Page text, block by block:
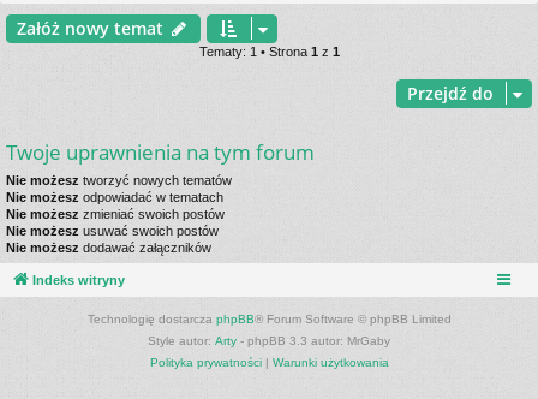
Załóż nowy temat
Tematy: 1 • Strona 1z 1
Przejdź do
Twoje uprawnienia na tym forum
Nie możesz tworzyć nowych tematów
Nie możesz odpowiadać w tematach
Nie możesz zmieniać swoich postów
Nie możesz usuwać swoich postów
Nie możesz dodawać załączników
Indeks witryny
Technologię dostarcza phpBB® Forum Software © phpBB Limited
Style autor: Arty - phpBB 3.3 autor: MrGaby
Polityka prywatności| Warunki użytkowania